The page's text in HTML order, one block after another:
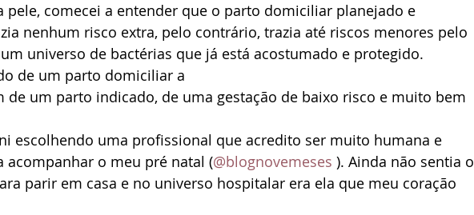
pele, comecei a entender que o parto domiciliar planejado e
nenhum risco extra, pelo contrário, trazia até riscos menores pelo
universo de bactérias que já está acostumado e protegido.
de um parto domiciliar a
de um parto indicado, de uma gestação de baixo risco e muito bem
escolhendo uma profissional que acredito ser muito humana e
acompanhar o meu pré natal (@blognovemeses ). Ainda não sentia o
parir em casa e no universo hospitalar era ela que meu coração